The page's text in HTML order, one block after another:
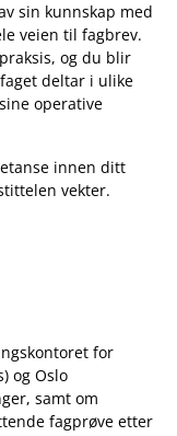
sin kunnskap med
veien til fagbrev.
og du blir
deltar i ulike
operative
innen ditt
vekter.
for
og Oslo
samt om
fagprøve etter